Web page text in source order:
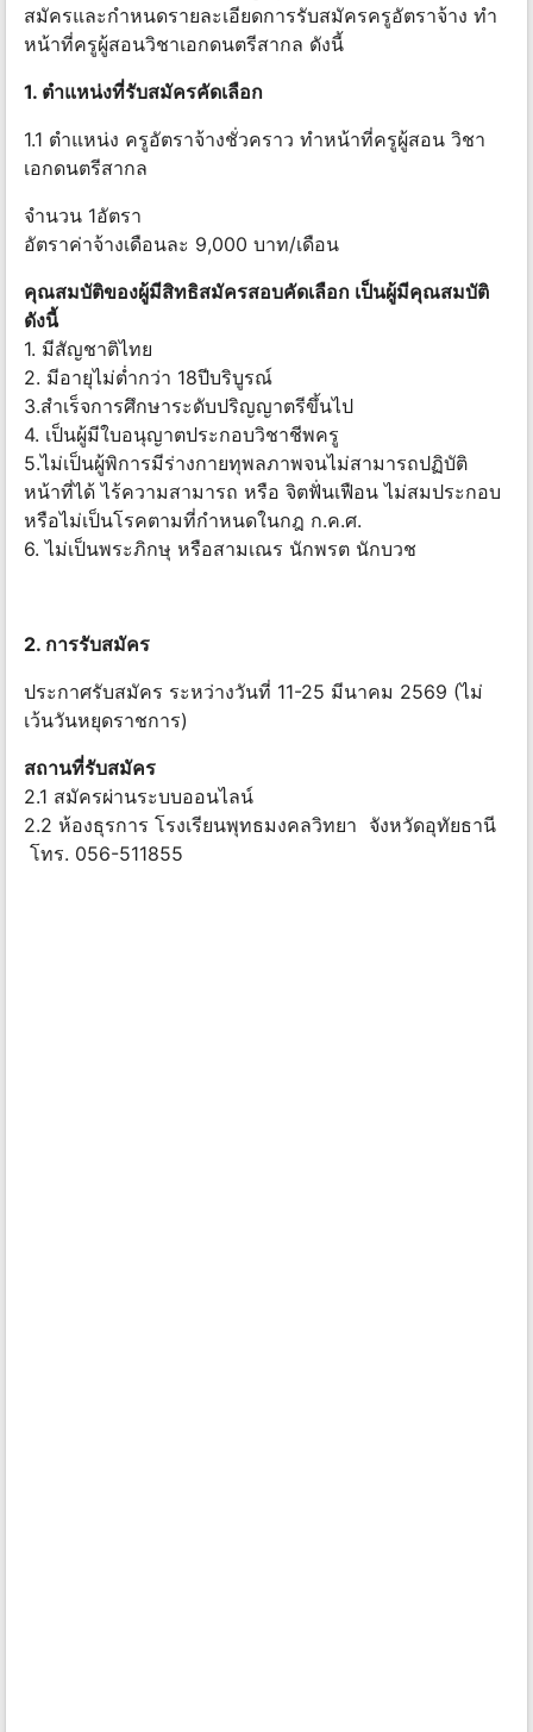
สมัครและกำหนดรายละเอียดการรับสมัครครูอัตราจ้าง ทำ
หน้าที่ครูผู้สอนวิชาเอกดนตรีสากล ดังนี้
1. ตำแหน่งที่รับสมัครคัดเลือก
1.1 ตำแหน่ง ครูอัตราจ้างชั่วคราว ทำหน้าที่ครูผู้สอน วิชา
เอกดนตรีสากล
จำนวน 1อัตรา
อัตราค่าจ้างเดือนละ 9,000 บาท/เดือน
คุณสมบัติของผู้มีสิทธิสมัครสอบคัดเลือก เป็นผู้มีคุณสมบัติ
ดังนี้
1. มีสัญชาติไทย
2. มีอายุไม่ต่ำกว่า 18ปีบริบูรณ์
3.สำเร็จการศึกษาระดับปริญญาตรีขึ้นไป
4. เป็นผู้มีใบอนุญาตประกอบวิชาชีพครู
5.ไม่เป็นผู้พิการมีร่างกายทุพลภาพจนไม่สามารถปฏิบัติ
หน้าที่ได้ ไร้ความสามารถ หรือ จิตฟั่นเฟือน ไม่สมประกอบ
หรือไม่เป็นโรคตามที่กำหนดในกฎ ก.ค.ศ.
6. ไม่เป็นพระภิกษุ หรือสามเณร นักพรต นักบวช
2. การรับสมัคร
ประกาศรับสมัคร ระหว่างวันที่ 11-25 มีนาคม 2569 (ไม่
เว้นวันหยุดราชการ)
สถานที่รับสมัคร
2.1 สมัครผ่านระบบออนไลน์
2.2 ห้องธุรการ โรงเรียนพุทธมงคลวิทยา จังหวัดอุทัยธานี
โทร. 056-511855